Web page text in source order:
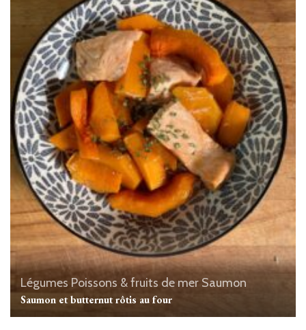
Légumes Poissons & fruits de mer Saumon
Saumon et butternut rôtis au four